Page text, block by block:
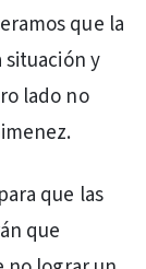
que la
y
lado no
que las
que